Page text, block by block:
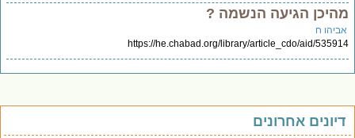
הגיעה הנשמה ?
ח
https://he.chabad.org/library/article_cdo/aid/
אחרונים